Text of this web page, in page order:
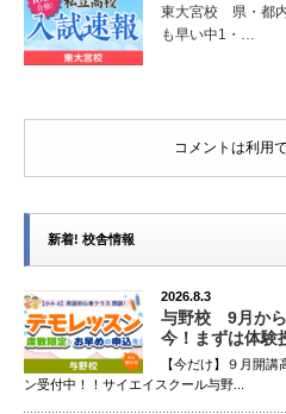
東大宮校 県・都
も早い中1・…
コメントは利用
新着! 校舎情報
2026.8.3
与野校 9月から
今！まずは体験
【今だけ】９月開
ン受付中！！サイエイスクール与野...